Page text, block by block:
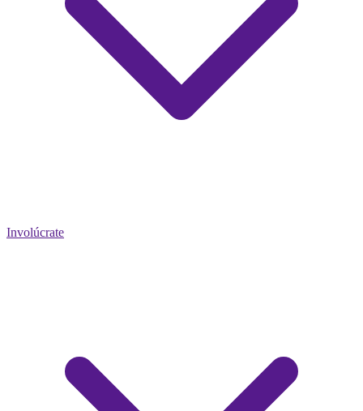
Involúcrate